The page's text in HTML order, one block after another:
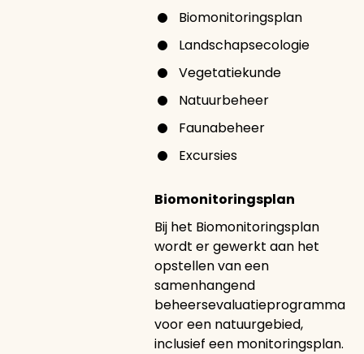
Biomonitoringsplan
Landschapsecologie
Vegetatiekunde
Natuurbeheer
Faunabeheer
Excursies
Biomonitoringsplan
Bij het Biomonitoringsplan
wordt er gewerkt aan het
opstellen van een
samenhangend
beheersevaluatieprogramma
voor een natuurgebied,
inclusief een monitoringsplan.